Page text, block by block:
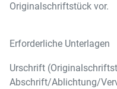
Originalschriftstück vor.
Erforderliche Unterlagen
Urschrift
Abschrift/Ablichtung/